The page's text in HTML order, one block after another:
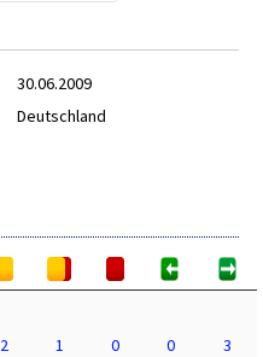
30.06.2009
Deutschland
2 1 0 0
3